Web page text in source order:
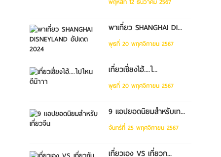
พาเที่ยว SHANGHAI DI...
พุธที่ 20 พฤศจิกายน 2567
เที่ยวเซี่ยงไฮ้....ไ...
พุธที่ 20 พฤศจิกายน 2567
9 แอปยอดนิยมสำหรับเท...
จันทร์ที่ 25 พฤศจิกายน 2567
เที่ยวเอง VS เที่ยวก...